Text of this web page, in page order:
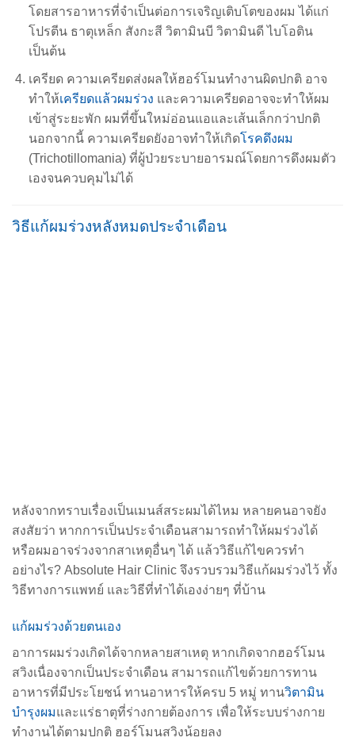
โดยสารอาหารที่จำเป็นต่อการเจริญเติบโตของผม ได้แก่
โปรตีน ธาตุเหล็ก สังกะสี วิตามินบี วิตามินดี ไบโอติน
เป็นต้น
เครียด ความเครียดส่งผลให้ฮอร์โมนทำงานผิดปกติ อาจ
ทำให้เครียดแล้วผมร่วง และความเครียดอาจจะทำให้ผม
เข้าสู่ระยะพัก ผมที่ขึ้นใหม่อ่อนแอและเส้นเล็กกว่าปกติ
นอกจากนี้ ความเครียดยังอาจทำให้เกิดโรคดึงผม
(Trichotillomania) ที่ผู้ป่วยระบายอารมณ์โดยการดึงผมตัว
เองจนควบคุมไม่ได้
วิธีแก้ผมร่วงหลังหมดประจำเดือน
หลังจากทราบเรื่องเป็นเมนส์สระผมได้ไหม หลายคนอาจยัง
สงสัยว่า หากการเป็นประจำเดือนสามารถทำให้ผมร่วงได้
หรือผมอาจร่วงจากสาเหตุอื่นๆ ได้ แล้ววิธีแก้ไขควรทำ
อย่างไร? Absolute Hair Clinic จึงรวบรวมวิธีแก้ผมร่วงไว้ ทั้ง
วิธีทางการแพทย์ และวิธีที่ทำได้เองง่ายๆ ที่บ้าน
แก้ผมร่วงด้วยตนเอง
อาการผมร่วงเกิดได้จากหลายสาเหตุ หากเกิดจากฮอร์โมน
สวิงเนื่องจากเป็นประจำเดือน สามารถแก้ไขด้วยการทาน
อาหารที่มีประโยชน์ ทานอาหารให้ครบ 5 หมู่ ทานวิตามิน
บำรุงผมและแร่ธาตุที่ร่างกายต้องการ เพื่อให้ระบบร่างกาย
ทำงานได้ตามปกติ ฮอร์โมนสวิงน้อยลง